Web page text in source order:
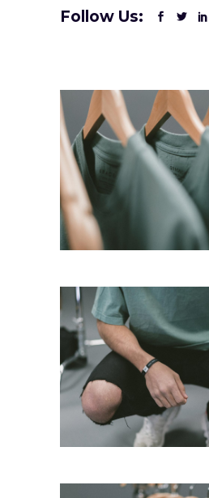
Follow Us: